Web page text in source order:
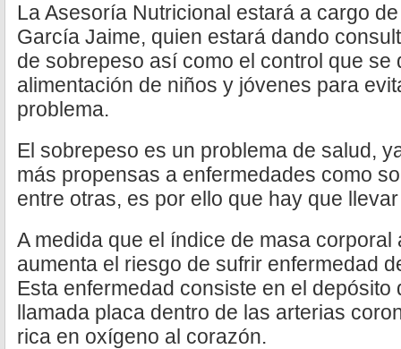
La Asesoría Nutricional estará a cargo
García Jaime, quien estará dando
de sobrepeso así como el control que se
alimentación de niños y jóvenes para
problema.
El sobrepeso es un problema de salud,
más propensas a enfermedades como
entre otras, es por ello que hay que
A medida que el índice de masa corporal
aumenta el riesgo de sufrir enfermedad
Esta enfermedad consiste en el
llamada placa dentro de las arterias
rica en oxígeno al corazón.